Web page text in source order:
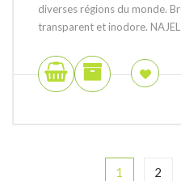
diverses régions du monde.
transparent et inodore.
1 2